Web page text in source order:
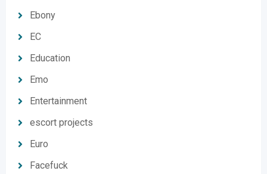
Ebony
EC
Education
Emo
Entertainment
escort projects
Euro
Facefuck